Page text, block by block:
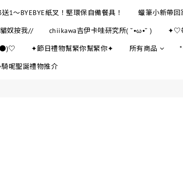
1～BYEBYE紙叉！堅環保自備餐具！ 蠟筆小新帶
奴按我// chiikawa吉伊卡哇研究所( ˘•ω•˘ ) ✦♡
●)♡ ✦節日禮物幫緊你幫緊你✦ 所有商品
騎呢聖誕禮物推介